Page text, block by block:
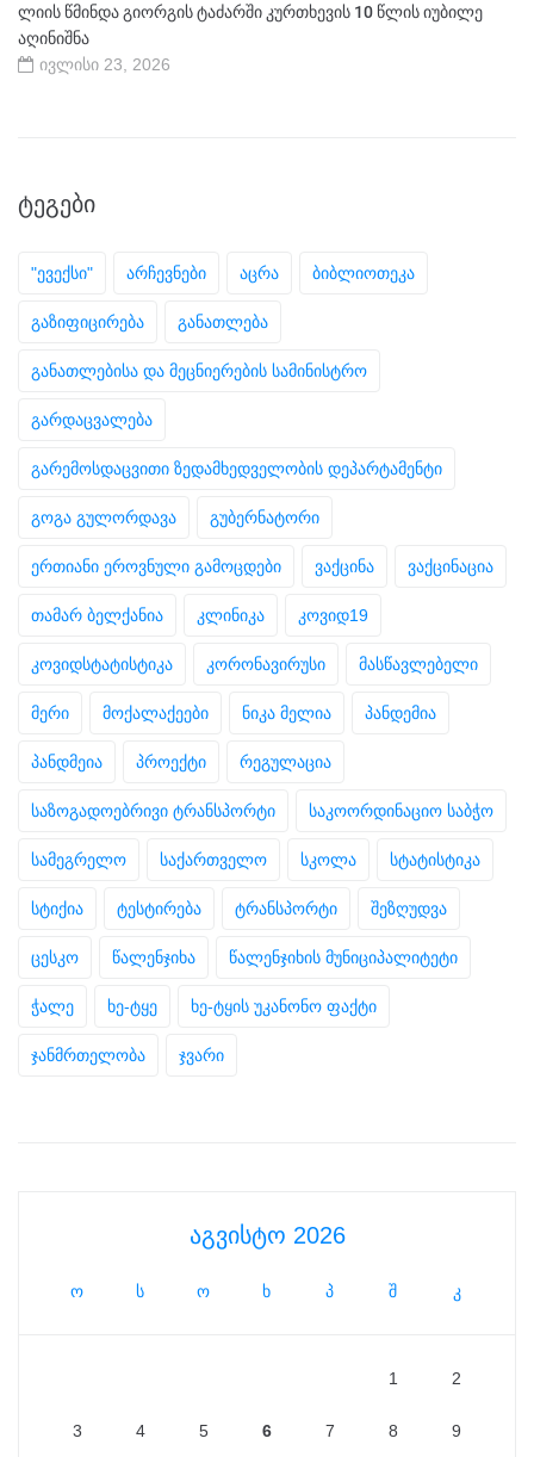
ლიის წმინდა გიორგის ტაძარში კურთხევის 10 წლის იუბილე
აღინიშნა
ივლისი 23, 2026
ᲢᲔᲒᲔᲑᲘ
"ევექსი" არჩევნები აცრა ბიბლიოთეკა
გაზიფიცირება განათლება
განათლებისა და მეცნიერების სამინისტრო
გარდაცვალება
გარემოსდაცვითი ზედამხედველობის დეპარტამენტი
გოგა გულორდავა გუბერნატორი
ერთიანი ეროვნული გამოცდები ვაქცინა ვაქცინაცია
თამარ ბელქანია კლინიკა კოვიდ19
კოვიდსტატისტიკა კორონავირუსი მასწავლებელი
მერი მოქალაქეები ნიკა მელია პანდემია
პანდმეია პროექტი რეგულაცია
საზოგადოებრივი ტრანსპორტი საკოორდინაციო საბჭო
სამეგრელო საქართველო სკოლა სტატისტიკა
სტიქია ტესტირება ტრანსპორტი შეზღუდვა
ცესკო წალენჯიხა წალენჯიხის მუნიციპალიტეტი
ჭალე ხე-ტყე ხე-ტყის უკანონო ფაქტი
ჯანმრთელობა ჯვარი
აგვისტო 2026
ო ს ო ხ პ შ კ
1 2
3 4 5 6 7 8 9